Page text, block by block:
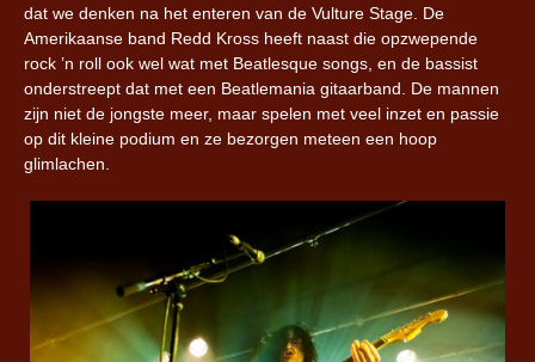
dat we denken na het enteren van de Vulture Stage. De
Amerikaanse band Redd Kross heeft naast die opzwepende
rock ’n roll ook wel wat met Beatlesque songs, en de bassist
onderstreept dat met een Beatlemania gitaarband. De mannen
zijn niet de jongste meer, maar spelen met veel inzet en passie
op dit kleine podium en ze bezorgen meteen een hoop
glimlachen.